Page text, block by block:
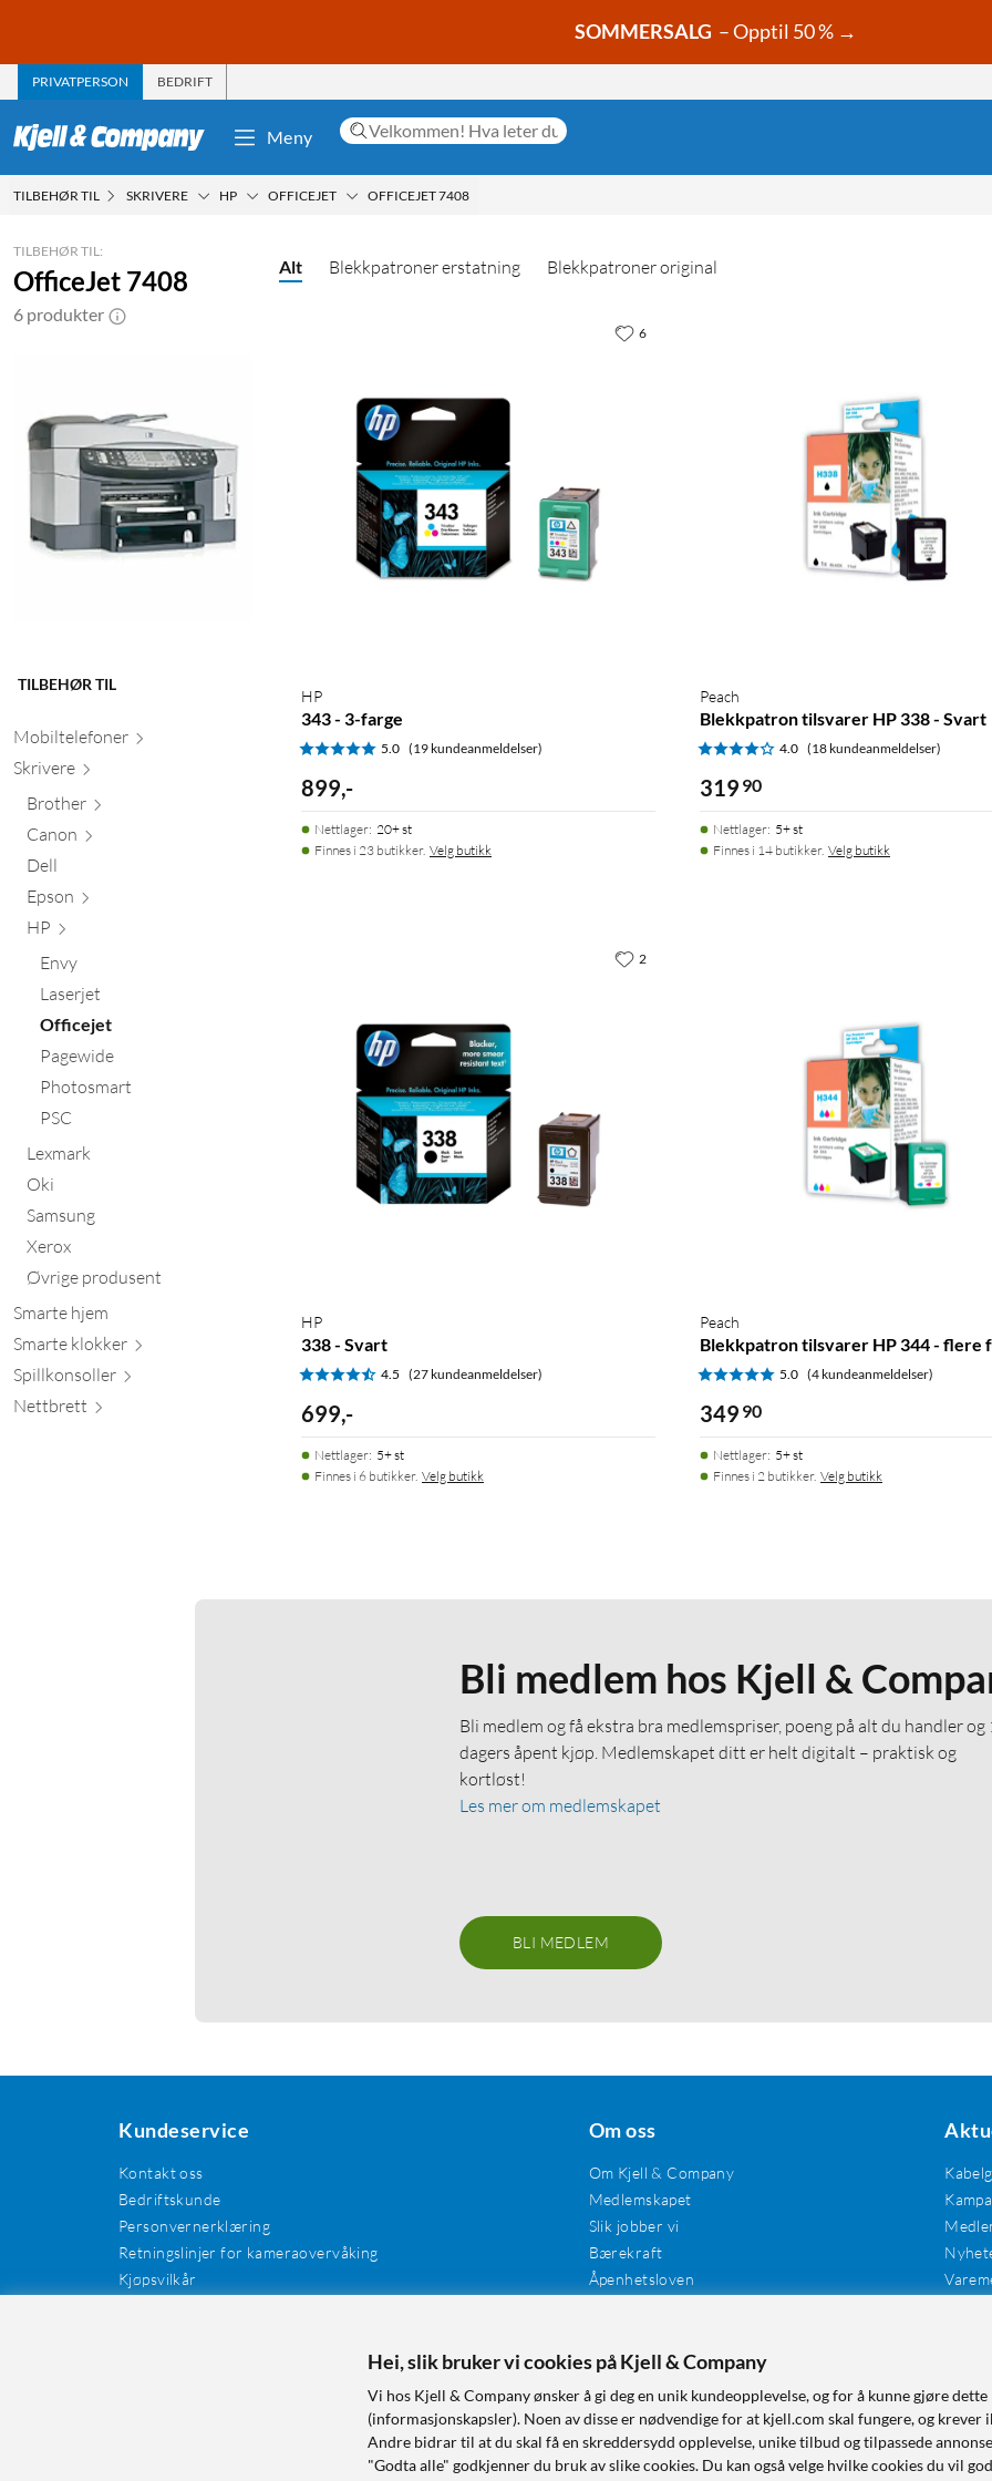
SOMMERSALG – Opptil 50 % →
PRIVATPERSON BEDRIFT
Meny
TILBEHØR TIL SKRIVERE HP OFFICEJET OFFICEJET 7408
TILBEHØR TIL:
OfficeJet 7408
6 produkter
TILBEHØR TIL
Mobiltelefoner
Skrivere
Brother
Canon
Dell
Epson
HP
Envy
Laserjet
Officejet
Pagewide
Photosmart
PSC
Lexmark
Oki
Samsung
Xerox
Øvrige produsent
Smarte hjem
Smarte klokker
Spillkonsoller
Nettbrett
Alt Blekkpatroner erstatning Blekkpatroner original
HP
343 - 3-farge
5.0 (19 kundeanmeldelser)
899,-
Nettlager: 20+ st
Finnes i 23 butikker. Velg butikk
6
Peach
Blekkpatron tilsvarer HP 338 - Svart
4.0 (18 kundeanmeldelser)
319 90
Nettlager: 5+ st
Finnes i 14 butikker. Velg butikk
HP
338 - Svart
4.5 (27 kundeanmeldelser)
699,-
Nettlager: 5+ st
Finnes i 6 butikker. Velg butikk
2
Peach
Blekkpatron tilsvarer HP 344 - flere
5.0 (4 kundeanmeldelser)
349 90
Nettlager: 5+ st
Finnes i 2 butikker. Velg butikk
Bli medlem hos Kjell &
Bli medlem og få ekstra bra medlemspriser, poeng på alt du handler og
dagers åpent kjøp. Medlemskapet ditt er helt digitalt – praktisk og
kortløst!
Les mer om medlemskapet
BLI MEDLEM
Kundeservice
Kontakt oss
Bedriftskunde
Personvernerklæring
Retningslinjer for kameraovervåking
Kjøpsvilkår
Om oss
Om Kjell & Company
Medlemskapet
Slik jobber vi
Bærekraft
Åpenhetsloven
Tilgjengelighet
Hei, slik bruker vi cookies på Kjell & Company
Vi hos Kjell & Company ønsker å gi deg en unik kundeopplevelse, og for å kunne gjøre
(informasjonskapsler). Noen av disse er nødvendige for at kjell.com skal fungere, og krever
Andre bidrar til at du skal få en skreddersydd opplevelse, unike tilbud og tilpassede
"Godta alle" godkjenner du bruk av slike cookies. Du kan også velge hvilke cookies du vil